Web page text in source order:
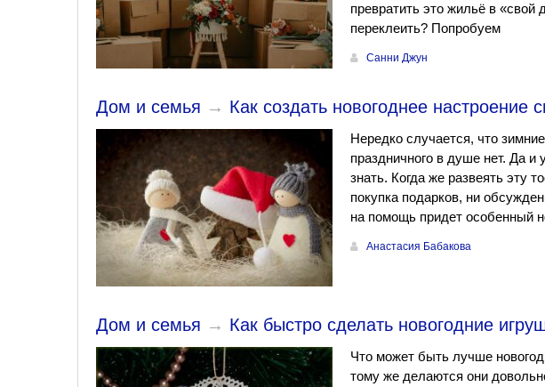
превратить это жильё в
переклеить? Попробуем
Санни Джун
Дом и семья → Как создать новогоднее настроение
Нередко случается, что
праздничного в душе нет. Да и
знать. Когда же развеять эту
покупка подарков, ни
на помощь придет особенный
Анастасия Бабакова
Дом и семья → Как быстро сделать новогодние
Что может быть лучше
тому же делаются они